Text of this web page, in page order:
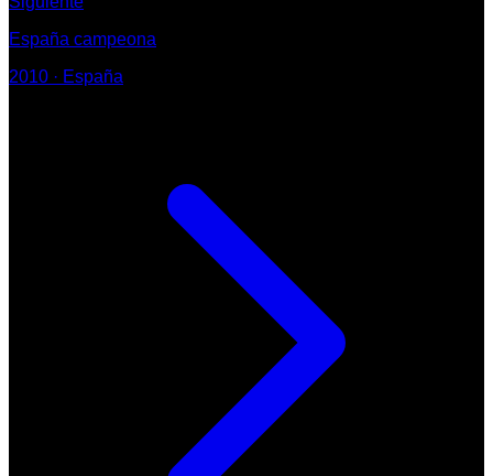
España campeona
2010 · España